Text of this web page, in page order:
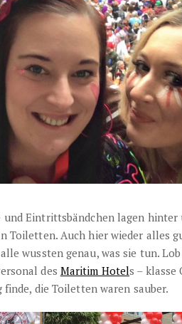
Eintrittsbändchen lagen hinter
Toiletten. Auch hier wieder alles
wussten genau, was sie tun.
des Maritim Hotels – klasse
finde, die Toiletten waren sauber.